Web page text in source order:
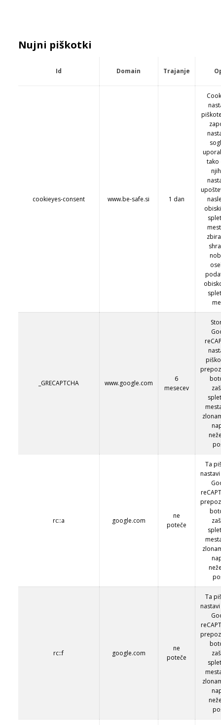
Nujni piškotki
Id Domain Trajanje
cookieyes-consent www.be-safe.si 1 dan
tako
_GRECAPTCHA www.google.com
6
mesecev
rc::a google.com
ne
poteče
Ta
rc::f google.com
ne
poteče
Ta